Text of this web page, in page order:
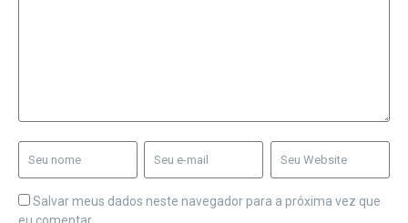
Salvar meus dados neste navegador para a próxima vez que